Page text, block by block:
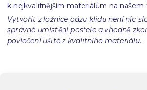
k nejkvalitnějším materiálům na našem
Vytvořit z ložnice oázu klidu není nic
správné umístění postele a vhodně
povlečení ušité z kvalitního materiálu.